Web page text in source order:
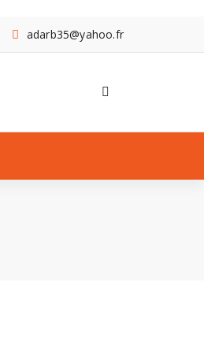
adarb35@yahoo.fr